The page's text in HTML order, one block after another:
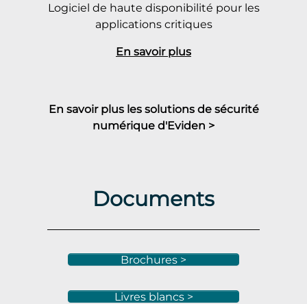
Logiciel de haute disponibilité pour les
applications critiques
En savoir plus
En savoir plus les solutions de sécurité
numérique d'Eviden >
Documents
Brochures >
Livres blancs >